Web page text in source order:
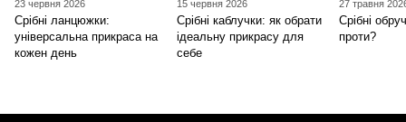
23 червня 2026
Срібні ланцюжки:
універсальна прикраса на
кожен день
15 червня 2026
Срібні каблучки: як обрати
ідеальну прикрасу для
себе
27 травня
Срібні
проти?